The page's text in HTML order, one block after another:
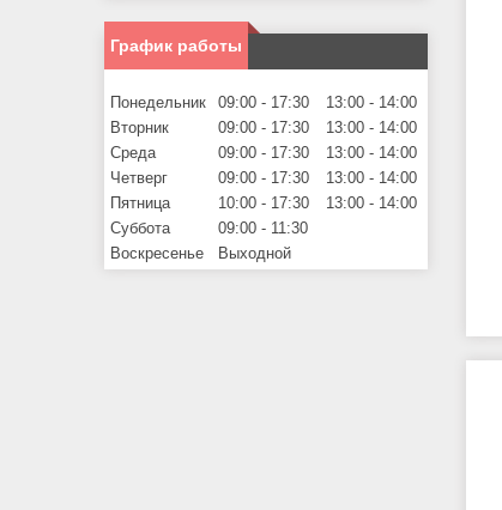
График работы
Понедельник 09:00 17:30 13:00
14:00
Вторник
09:00 17:30 13:00
14:00
Среда
09:00 17:30 13:00
14:00
Четверг
09:00 17:30 13:00
14:00
Пятница
10:00 17:30 13:00
14:00
Суббота
09:00
11:30
Воскресенье
Выходной